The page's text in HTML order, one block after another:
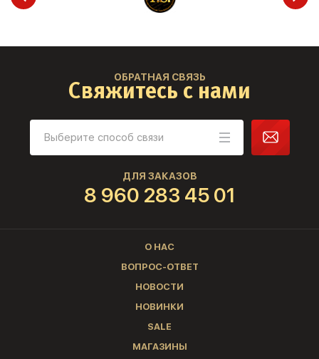
ОБРАТНАЯ СВЯЗЬ
Свяжитесь с нами
ДЛЯ ЗАКАЗОВ
8 960 283 45 01
О НАС
ВОПРОС-ОТВЕТ
НОВОСТИ
НОВИНКИ
SALE
МАГАЗИНЫ